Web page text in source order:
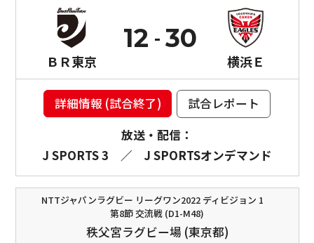
ＢＲ東京
12
横浜Ｅ
30
詳細情報 (試合終了)
試合レポート
放送・配信：
J SPORTS 3
／ J SPORTSオンデマンド
NTTジャパンラグビー リーグワン2022 ディビジョン 1
第8節 交流戦 (D1-M48)
秩父宮ラグビー場 (東京都)